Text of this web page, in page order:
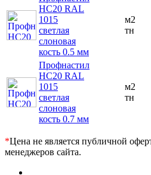
НС20 RAL
1015
светлая
слоновая
кость 0.5 мм
м2
тн
Профнастил
НС20 RAL
1015
светлая
слоновая
кость 0.7 мм
м2
тн
*Цена не является публичной
менеджеров сайта.